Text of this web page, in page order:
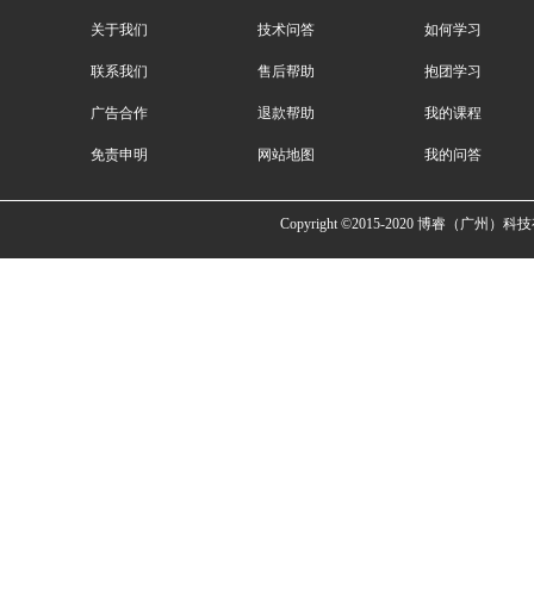
关于我们
联系我们
广告合作
免责申明
技术问答
售后帮助
退款帮助
网站地图
如何学习
抱团学习
我的课程
我的问答
Copyright ©2015-2020 博睿（广州）科